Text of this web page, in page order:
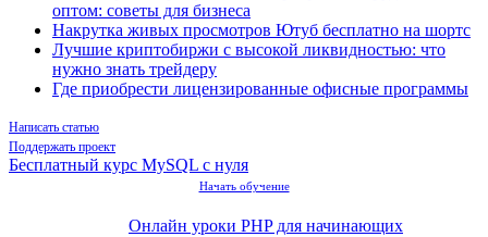
оптом: советы для бизнеса
Накрутка живых просмотров Ютуб бесплатно на шортс
Лучшие криптобиржи с высокой ликвидностью: что
нужно знать трейдеру
Где приобрести лицензированные офисные программы
Написать статью
Поддержать проект
Бесплатный курс MySQL с нуля
Начать обучение
Онлайн уроки PHP для начинающих